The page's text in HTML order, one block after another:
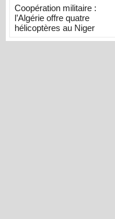
Coopération militaire :
l’Algérie offre quatre
hélicoptères au Niger